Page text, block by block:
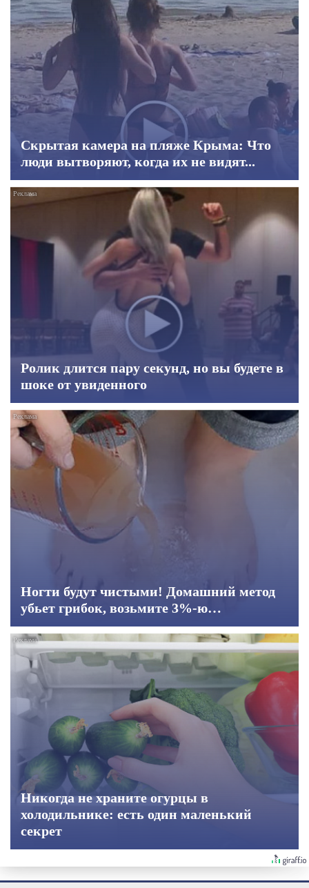
Скрытая камера на пляже Крыма: Что
люди вытворяют, когда их не видят...
Ролик длится пару секунд, но вы будете в
шоке от увиденного
Ногти будут чистыми! Домашний метод
убьет грибок, возьмите 3%-ю…
Никогда не храните огурцы в
холодильнике: есть один маленький
секрет